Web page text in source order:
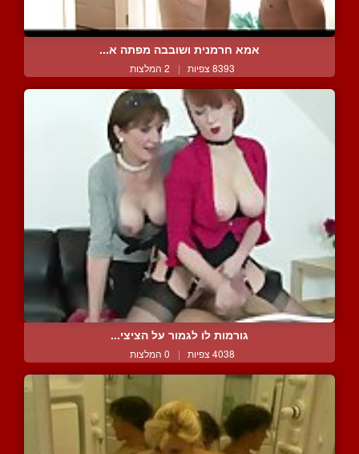
אמא חרמנית ושובבה מפתה א...
8393 צפיות | 2 המלצות
גורמות לו לגמור על הציצי...
4038 צפיות | 0 המלצות